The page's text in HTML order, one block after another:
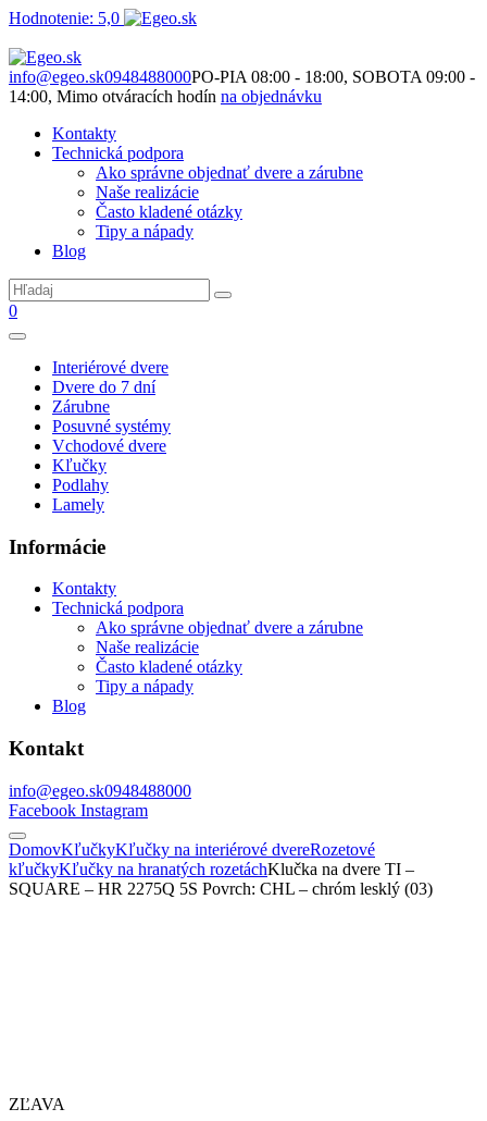
Hodnotenie: 5,0
info@egeo.sk0948488000PO-PIA 08:00 - 18:00, SOBOTA 09:00 -
14:00, Mimo otváracích hodín na objednávku
Kontakty
Technická podpora
Ako správne objednať dvere a zárubne
Naše realizácie
Často kladené otázky
Tipy a nápady
Blog
0
Interiérové dvere
Dvere do 7 dní
Zárubne
Posuvné systémy
Vchodové dvere
Kľučky
Podlahy
Lamely
Informácie
Kontakty
Technická podpora
Ako správne objednať dvere a zárubne
Naše realizácie
Často kladené otázky
Tipy a nápady
Blog
Kontakt
info@egeo.sk0948488000
Facebook Instagram
DomovKľučkyKľučky na interiérové dvereRozetové
kľučkyKľučky na hranatých rozetáchKlučka na dvere TI –
SQUARE – HR 2275Q 5S Povrch: CHL – chróm lesklý (03)
ZĽAVA